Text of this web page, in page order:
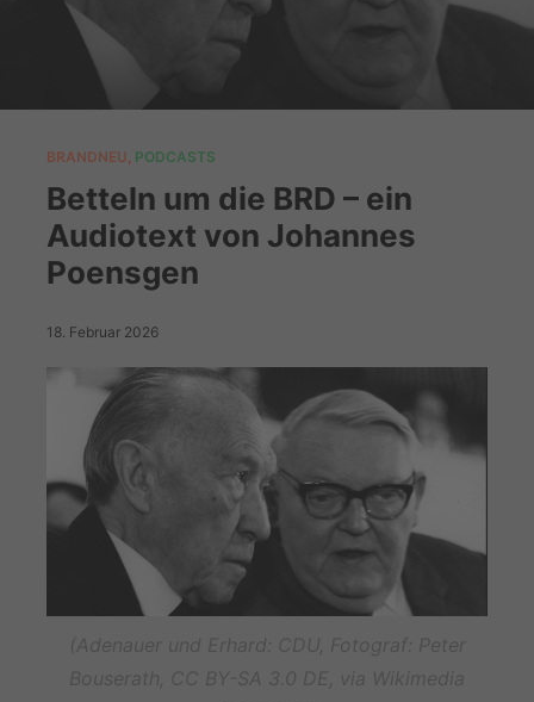
BRANDNEU PODCASTS
Betteln um die BRD – ein
Audiotext von Johannes
Poensgen
18. Februar 2026